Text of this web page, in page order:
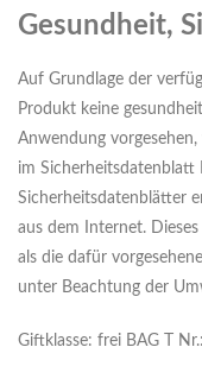
Gesundheit,
Auf Grundlage der
Produkt keine
Anwendung
im Sicherheitsdatenblatt
Sicherheitsdatenblätter
aus dem Internet.
als die dafür
unter Beachtung der
Giftklasse: frei BAG T